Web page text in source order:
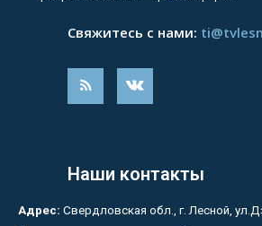
Свяжитесь с нами:
Наши контакты
Адрес: Свердловская обл., г. Лесной,